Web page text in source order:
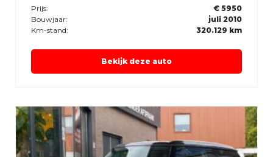
Prijs:
€ 5950
Bouwjaar:
juli 2010
Km-stand:
320.129 km
Bekijk deze auto